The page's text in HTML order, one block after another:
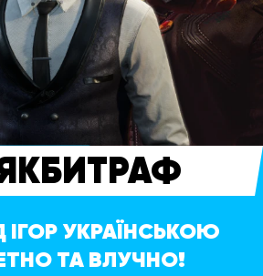
ІГОР УКРАЇНСЬКОЮ
ТА ВЛУЧНО!